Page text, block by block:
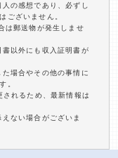
の感想であり、必ずし
ございません。
は郵送物が発生しませ
以外にも収入証明書が
場合やその他の事情に
。
れるため、最新情報は
ない場合がございま